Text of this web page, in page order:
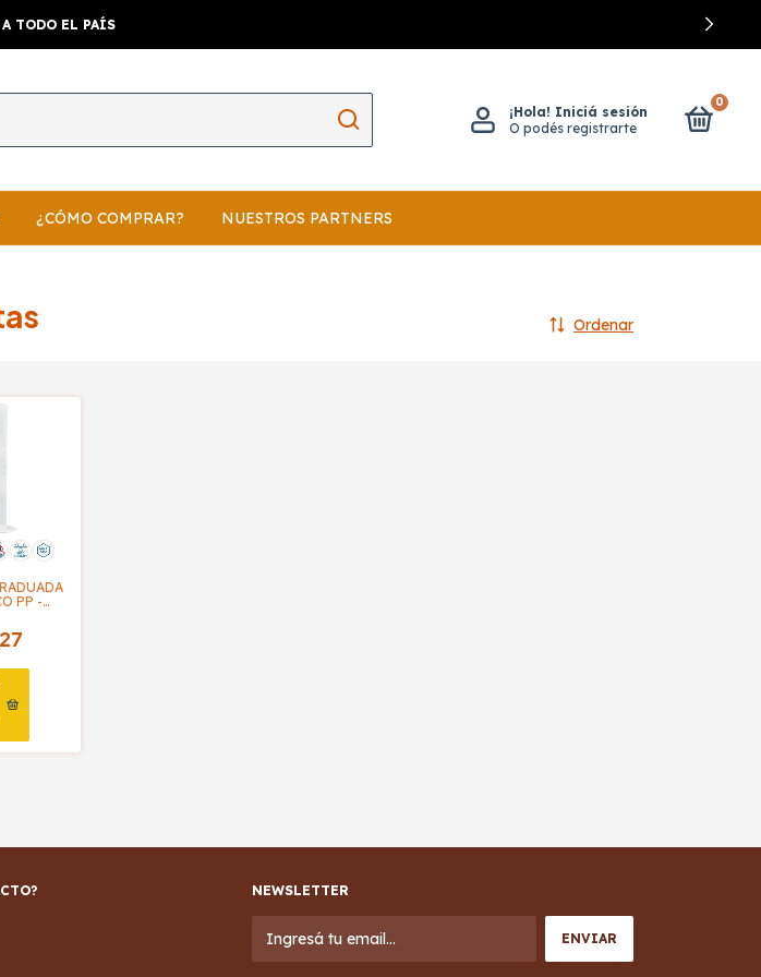
TODO EL PAÍS
¡Hola! Iniciá sesión
O podés registrarte
0
¿CÓMO COMPRAR? NUESTROS PARTNERS
Ordenar
PP -
NEWSLETTER